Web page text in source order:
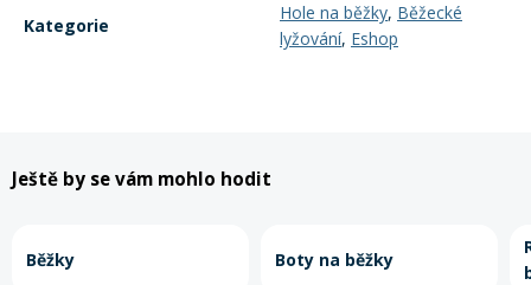
Kategorie
Hole na běžky, Běžecké
lyžování, Eshop
Ještě by se vám mohlo hodit
Běžky Boty na běžky